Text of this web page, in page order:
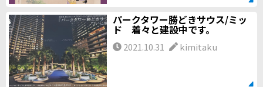
パークタワー勝どきサウス/ミッ
ド 着々と建設中です。
2021.10.31 kimitaku